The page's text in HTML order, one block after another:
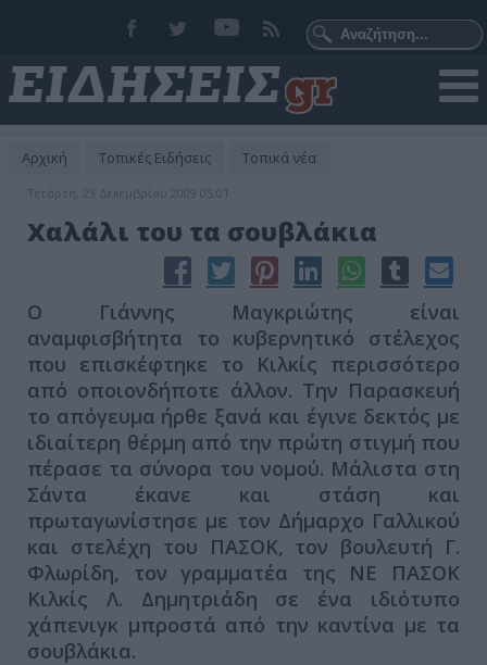
Αρχική Τοπικές Ειδήσεις Τοπικά νέα
Τετάρτη, 23 Δεκεμβρίου 2009 05:01
Χαλάλι του τα σουβλάκια
Ο Γιάννης Μαγκριώτης είναι
αναμφισβήτητα το κυβερνητικό στέλεχος
που επισκέφτηκε το Κιλκίς περισσότερο
από οποιονδήποτε άλλον. Την Παρασκευή
το απόγευμα ήρθε ξανά και έγινε δεκτός με
ιδιαίτερη θέρμη από την πρώτη στιγμή που
πέρασε τα σύνορα του νομού. Μάλιστα στη
Σάντα έκανε και στάση και
πρωταγωνίστησε με τον Δήμαρχο Γαλλικού
και στελέχη του ΠΑΣΟΚ, τον βουλευτή Γ.
Φλωρίδη, τον γραμματέα της ΝΕ ΠΑΣΟΚ
Κιλκίς Λ. Δημητριάδη σε ένα ιδιότυπο
χάπενιγκ μπροστά από την καντίνα με τα
σουβλάκια.